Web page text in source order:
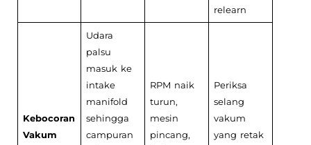
relearn
Kebocoran
Vakum
Udara
palsu
masuk ke
intake
manifold
sehingga
campuran
RPM naik
turun,
mesin
pincang,
Periksa
selang
vakum
yang retak